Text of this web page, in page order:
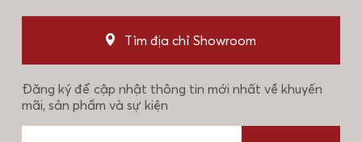
Tìm địa chỉ Showroom
Đăng ký để cập nhật thông tin mới nhất về khuyến
mãi, sản phẩm và sự kiện